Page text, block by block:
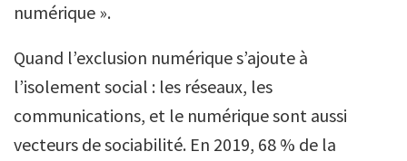
numérique ».
Quand l’exclusion numérique s’ajoute à
l’isolement social : les réseaux, les
communications, et le numérique sont aussi
vecteurs de sociabilité. En 2019, 68 % de la